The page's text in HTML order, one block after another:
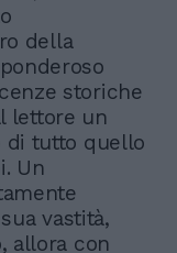
della
storiche
lettore un
di tutto quello
Un
vastità,
allora con